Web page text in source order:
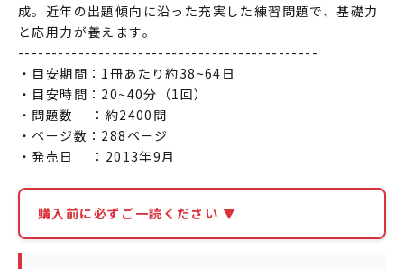
成。近年の出題傾向に沿った充実した練習問題で、基礎力
と応用力が養えます。
---------------------------------------------
・目安期間：1冊あたり約38~64日
・目安時間：20~40分（1回）
・問題数 ：約2400問
・ページ数：288ページ
・発売日 ：2013年9月
購入前に必ずご一読ください ▼